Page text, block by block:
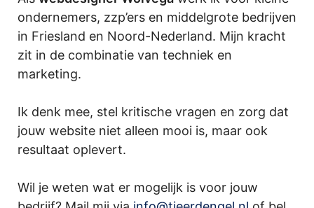
ondernemers, zzp’ers en middelgrote bedrijven
in Friesland en Noord-Nederland. Mijn kracht
zit in de combinatie van techniek en
marketing.
Ik denk mee, stel kritische vragen en zorg dat
jouw website niet alleen mooi is, maar ook
resultaat oplevert.
Wil je weten wat er mogelijk is voor jouw